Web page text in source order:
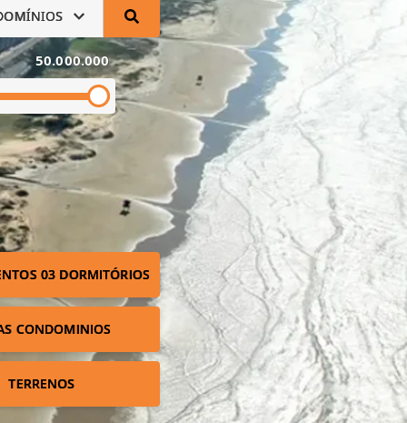
50.000.000
03 DORMITÓRIOS
CONDOMINIOS
TERRENOS